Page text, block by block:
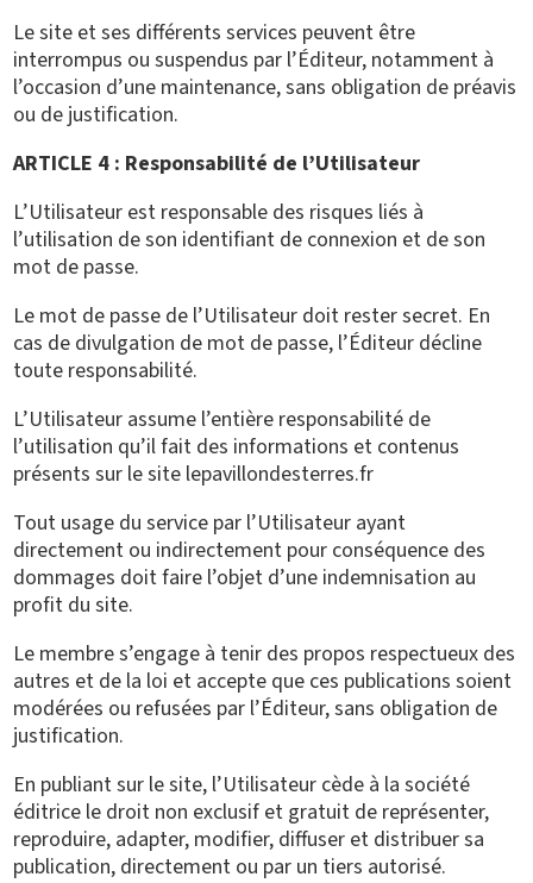
Le site et ses différents services peuvent être
interrompus ou suspendus par l’Éditeur, notamment à
l’occasion d’une maintenance, sans obligation de préavis
ou de justification.
ARTICLE 4 : Responsabilité de l’Utilisateur
L’Utilisateur est responsable des risques liés à
l’utilisation de son identifiant de connexion et de son
mot de passe.
Le mot de passe de l’Utilisateur doit rester secret. En
cas de divulgation de mot de passe, l’Éditeur décline
toute responsabilité.
L’Utilisateur assume l’entière responsabilité de
l’utilisation qu’il fait des informations et contenus
présents sur le site lepavillondesterres.fr
Tout usage du service par l’Utilisateur ayant
directement ou indirectement pour conséquence des
dommages doit faire l’objet d’une indemnisation au
profit du site.
Le membre s’engage à tenir des propos respectueux des
autres et de la loi et accepte que ces publications soient
modérées ou refusées par l’Éditeur, sans obligation de
justification.
En publiant sur le site, l’Utilisateur cède à la société
éditrice le droit non exclusif et gratuit de représenter,
reproduire, adapter, modifier, diffuser et distribuer sa
publication, directement ou par un tiers autorisé.